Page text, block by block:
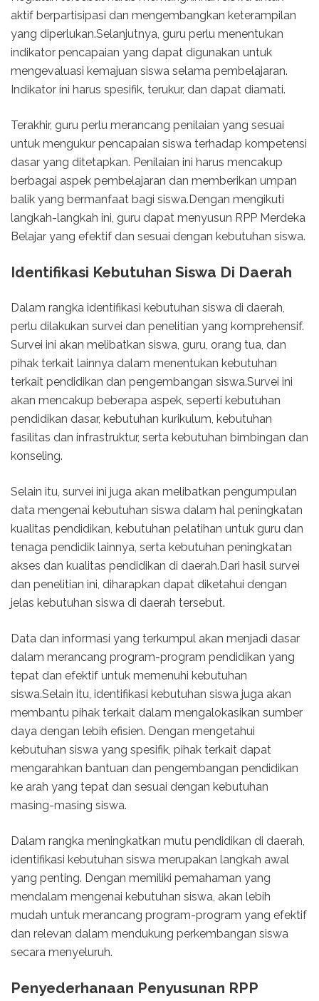
aktif berpartisipasi dan mengembangkan keterampilan
yang diperlukan.Selanjutnya, guru perlu menentukan
indikator pencapaian yang dapat digunakan untuk
mengevaluasi kemajuan siswa selama pembelajaran.
Indikator ini harus spesifik, terukur, dan dapat diamati.
Terakhir, guru perlu merancang penilaian yang sesuai
untuk mengukur pencapaian siswa terhadap kompetensi
dasar yang ditetapkan. Penilaian ini harus mencakup
berbagai aspek pembelajaran dan memberikan umpan
balik yang bermanfaat bagi siswa.Dengan mengikuti
langkah-langkah ini, guru dapat menyusun RPP Merdeka
Belajar yang efektif dan sesuai dengan kebutuhan siswa.
Identifikasi Kebutuhan Siswa Di Daerah
Dalam rangka identifikasi kebutuhan siswa di daerah,
perlu dilakukan survei dan penelitian yang komprehensif.
Survei ini akan melibatkan siswa, guru, orang tua, dan
pihak terkait lainnya dalam menentukan kebutuhan
terkait pendidikan dan pengembangan siswa.Survei ini
akan mencakup beberapa aspek, seperti kebutuhan
pendidikan dasar, kebutuhan kurikulum, kebutuhan
fasilitas dan infrastruktur, serta kebutuhan bimbingan dan
konseling.
Selain itu, survei ini juga akan melibatkan pengumpulan
data mengenai kebutuhan siswa dalam hal peningkatan
kualitas pendidikan, kebutuhan pelatihan untuk guru dan
tenaga pendidik lainnya, serta kebutuhan peningkatan
akses dan kualitas pendidikan di daerah.Dari hasil survei
dan penelitian ini, diharapkan dapat diketahui dengan
jelas kebutuhan siswa di daerah tersebut.
Data dan informasi yang terkumpul akan menjadi dasar
dalam merancang program-program pendidikan yang
tepat dan efektif untuk memenuhi kebutuhan
siswa.Selain itu, identifikasi kebutuhan siswa juga akan
membantu pihak terkait dalam mengalokasikan sumber
daya dengan lebih efisien. Dengan mengetahui
kebutuhan siswa yang spesifik, pihak terkait dapat
mengarahkan bantuan dan pengembangan pendidikan
ke arah yang tepat dan sesuai dengan kebutuhan
masing-masing siswa.
Dalam rangka meningkatkan mutu pendidikan di daerah,
identifikasi kebutuhan siswa merupakan langkah awal
yang penting. Dengan memiliki pemahaman yang
mendalam mengenai kebutuhan siswa, akan lebih
mudah untuk merancang program-program yang efektif
dan relevan dalam mendukung perkembangan siswa
secara menyeluruh.
Penyederhanaan Penyusunan RPP